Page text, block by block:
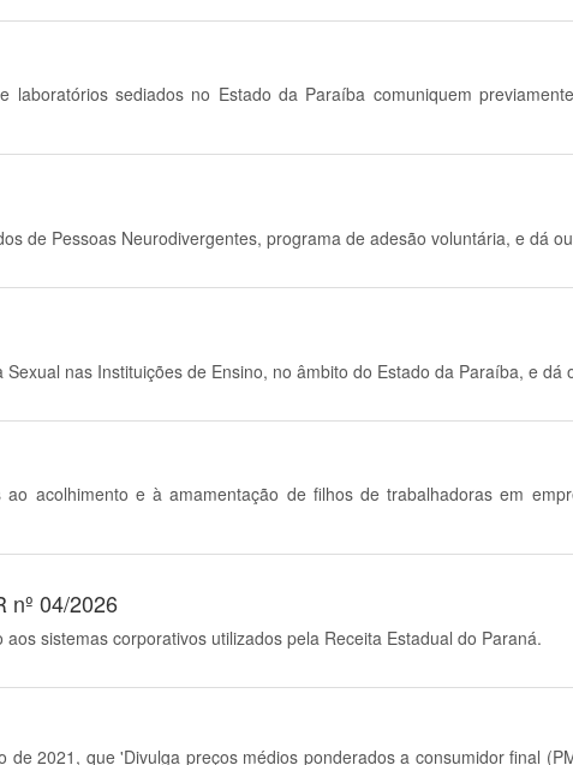
laboratórios sediados no Estado da Paraíba comuniquem
de Pessoas Neurodivergentes, programa de adesão voluntária, e dá
nas Instituições de Ensino, no âmbito do Estado da Paraíba, e dá
acolhimento e à amamentação de filhos de trabalhadoras em
nº 04/2026
sistemas corporativos utilizados pela Receita Estadual do Paraná.
2021, que 'Divulga preços médios ponderados a consumidor final